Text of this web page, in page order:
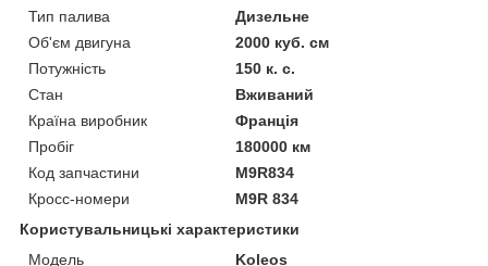
Тип палива
Дизельне
Об'єм двигуна
2000 куб. см
Потужність
150 к. с.
Стан
Вживаний
Країна виробник
Франція
Пробіг
180000 км
Код запчастини
M9R834
Кросс-номери
M9R 834
Користувальницькі характеристики
Модель
Koleos